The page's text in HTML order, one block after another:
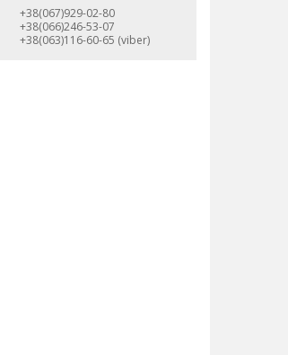
+38(067)929-02-80
+38(066)246-53-07
+38(063)116-60-65 (viber)